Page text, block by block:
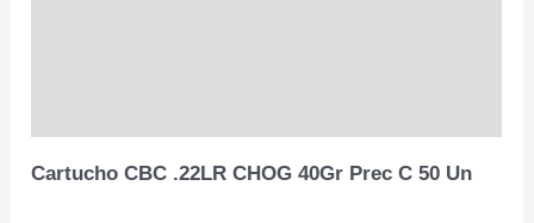
Cartucho CBC .22LR CHOG 40Gr Prec C 50 Un